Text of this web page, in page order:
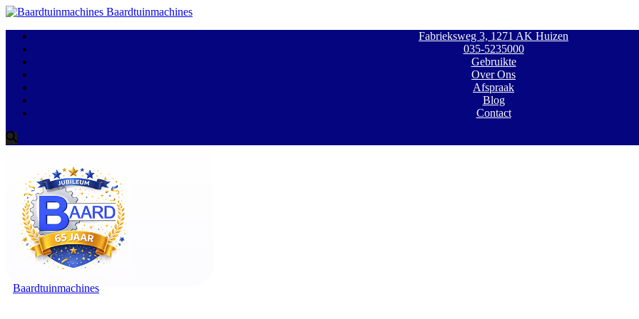
Baardtuinmachines
Fabrieksweg 3, 1271 AK Huizen
035-5235000
Gebruikte
Over Ons
Afspraak
Blog
Contact
Baardtuinmachines